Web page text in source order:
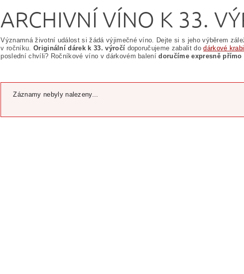
ARCHIVNÍ VÍNO K 33.
Významná životní událost si žádá výjimečné víno. Dejte si s jeho výběrem
v ročníku. Originální dárek k 33. výročí doporučujeme zabalit dodárkové
poslední chvíli? Ročníkové víno v dárkovém balenídoručíme expresně přímo
Záznamy nebyly nalezeny...